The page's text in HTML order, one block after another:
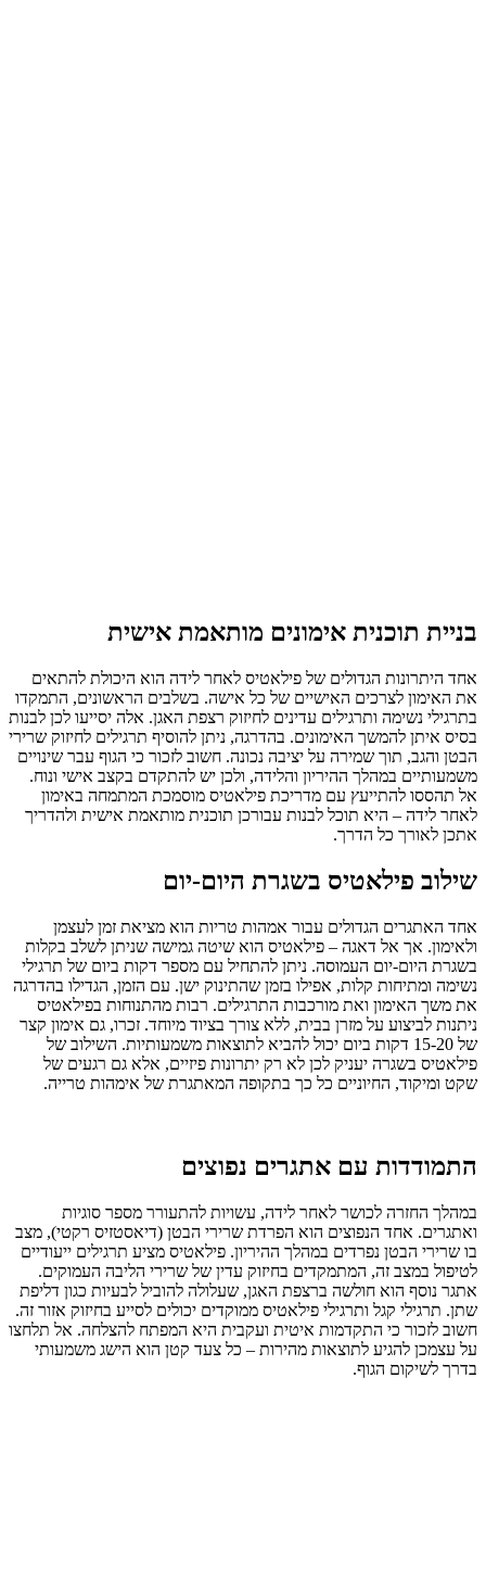
בניית תוכנית אימונים מותאמת אישית
אחד היתרונות הגדולים של פילאטיס לאחר לידה הוא היכולת להתאים
את האימון לצרכים האישיים של כל אישה. בשלבים הראשונים, התמקדו
בתרגילי נשימה ותרגילים עדינים לחיזוק רצפת האגן. אלה יסייעו לכן לבנות
בסיס איתן להמשך האימונים. בהדרגה, ניתן להוסיף תרגילים לחיזוק שרירי
הבטן והגב, תוך שמירה על יציבה נכונה. חשוב לזכור כי הגוף עבר שינויים
משמעותיים במהלך ההיריון והלידה, ולכן יש להתקדם בקצב אישי ונוח.
אל תהססו להתייעץ עם מדריכת פילאטיס מוסמכת המתמחה באימון
לאחר לידה – היא תוכל לבנות עבורכן תוכנית מותאמת אישית ולהדריך
אתכן לאורך כל הדרך.
שילוב פילאטיס בשגרת היום-יום
אחד האתגרים הגדולים עבור אמהות טריות הוא מציאת זמן לעצמן
ולאימון. אך אל דאגה – פילאטיס הוא שיטה גמישה שניתן לשלב בקלות
בשגרת היום-יום העמוסה. ניתן להתחיל עם מספר דקות ביום של תרגילי
נשימה ומתיחות קלות, אפילו בזמן שהתינוק ישן. עם הזמן, הגדילו בהדרגה
את משך האימון ואת מורכבות התרגילים. רבות מהתנוחות בפילאטיס
ניתנות לביצוע על מזרן בבית, ללא צורך בציוד מיוחד. זכרו, גם אימון קצר
של 15-20 דקות ביום יכול להביא לתוצאות משמעותיות. השילוב של
פילאטיס בשגרה יעניק לכן לא רק יתרונות פיזיים, אלא גם רגעים של
שקט ומיקוד, החיוניים כל כך בתקופה המאתגרת של אימהות טרייה.
התמודדות עם אתגרים נפוצים
במהלך החזרה לכושר לאחר לידה, עשויות להתעורר מספר סוגיות
ואתגרים. אחד הנפוצים הוא הפרדת שרירי הבטן (דיאסטזיס רקטי), מצב
בו שרירי הבטן נפרדים במהלך ההיריון. פילאטיס מציע תרגילים ייעודיים
לטיפול במצב זה, המתמקדים בחיזוק עדין של שרירי הליבה העמוקים.
אתגר נוסף הוא חולשה ברצפת האגן, שעלולה להוביל לבעיות כגון דליפת
שתן. תרגילי קגל ותרגילי פילאטיס ממוקדים יכולים לסייע בחיזוק אזור זה.
חשוב לזכור כי התקדמות איטית ועקבית היא המפתח להצלחה. אל תלחצו
על עצמכן להגיע לתוצאות מהירות – כל צעד קטן הוא הישג משמעותי
בדרך לשיקום הגוף.